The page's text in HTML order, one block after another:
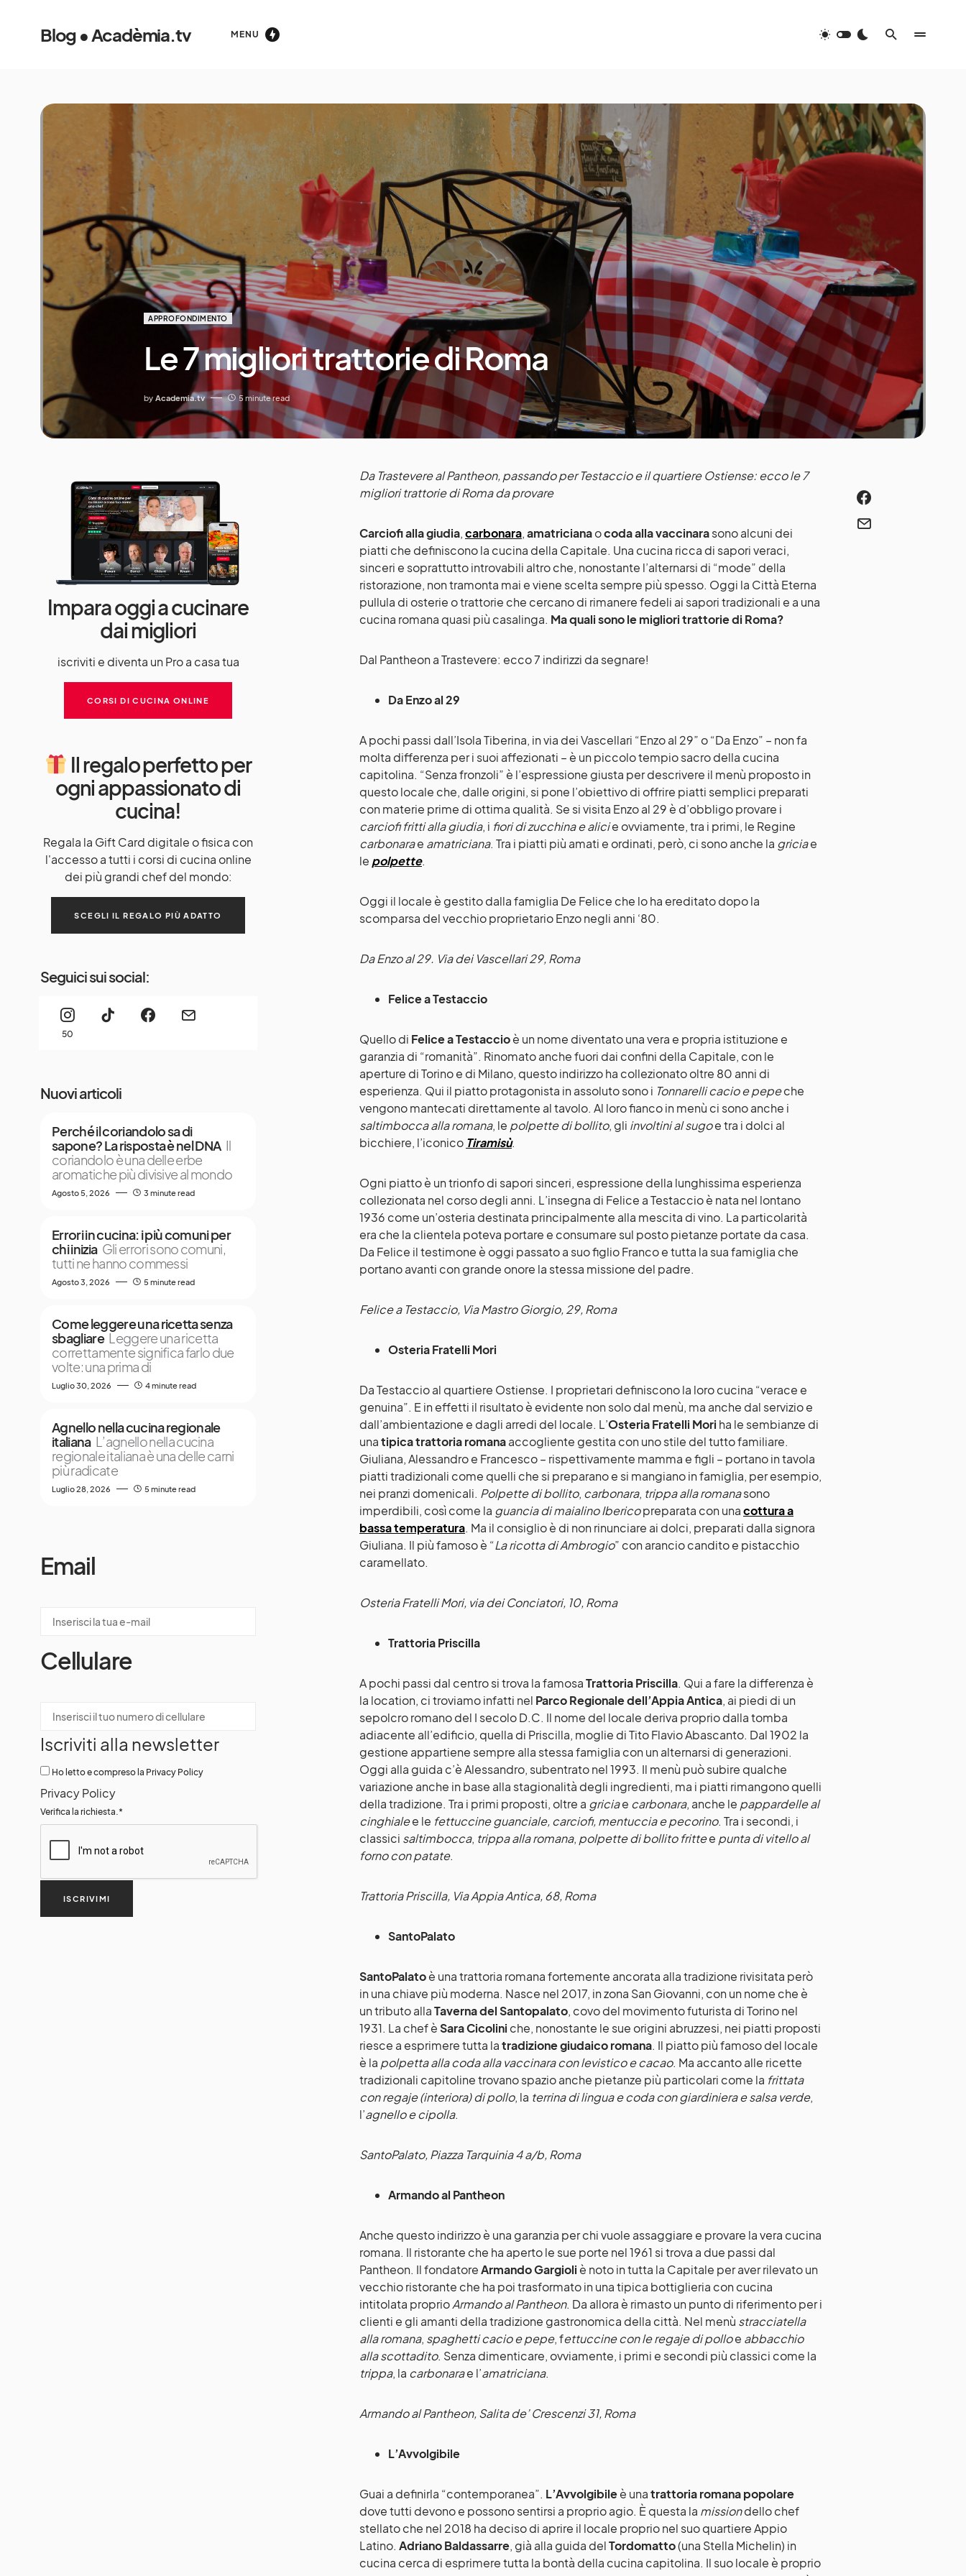
Blog • Acadèmia.tv MENU
APPROFONDIMENTO
Le 7 migliori trattorie di Roma
by Academia.tv 5 minute read
Da Trastevere al Pantheon, passando per Testaccio e il quartiere Ostiense: ecco le 7
migliori trattorie di Roma da provare
Carciofi alla giudia,carbonara,amatricianaocoda alla vaccinarasono alcuni dei
piatti che definiscono la cucina della Capitale. Una cucina ricca di sapori veraci,
sinceri e soprattutto introvabili altro che, nonostante l’alternarsi di “mode” della
ristorazione, non tramonta mai e viene scelta sempre più spesso. Oggi la Città Eterna
pullula di osterie o trattorie che cercano di rimanere fedeli ai sapori tradizionali e a una
cucina romana quasi più casalinga. Ma quali sono le migliori trattorie di Roma?
Dal Pantheon a Trastevere: ecco 7 indirizzi da segnare!
Da Enzo al 29
A pochi passi dall’Isola Tiberina, in via dei Vascellari “Enzo al 29” o “Da Enzo” – non fa
molta differenza per i suoi affezionati – è un piccolo tempio sacro della cucina
capitolina. “Senza fronzoli” è l’espressione giusta per descrivere il menù proposto in
questo locale che, dalle origini, si pone l’obiettivo di offrire piatti semplici preparati
con materie prime di ottima qualità. Se si visita Enzo al 29 è d’obbligo provare i
carciofi fritti alla giudia, i fiori di zucchina e alicie ovviamente, tra i primi, le Regine
carbonarae amatriciana. Tra i piatti più amati e ordinati, però, ci sono anche la griciae
le polpette.
Oggi il locale è gestito dalla famiglia De Felice che lo ha ereditato dopo la
scomparsa del vecchio proprietario Enzo negli anni ‘80.
Da Enzo al 29. Via dei Vascellari 29, Roma
Felice a Testaccio
Quello di Felice a Testaccioè un nome diventato una vera e propria istituzione e
garanzia di “romanità”. Rinomato anche fuori dai confini della Capitale, con le
aperture di Torino e di Milano, questo indirizzo ha collezionato oltre 80 anni di
esperienza. Qui il piatto protagonista in assoluto sono i Tonnarelli cacio e pepeche
vengono mantecati direttamente al tavolo. Al loro fianco in menù ci sono anche i
saltimbocca alla romana, le polpette di bollito, gli involtini al sugoe tra i dolci al
bicchiere, l’iconico Tiramisù.
Ogni piatto è un trionfo di sapori sinceri, espressione della lunghissima esperienza
collezionata nel corso degli anni. L’insegna di Felice a Testaccio è nata nel lontano
1936 come un’osteria destinata principalmente alla mescita di vino. La particolarità
era che la clientela poteva portare e consumare sul posto pietanze portate da casa.
Da Felice il testimone è oggi passato a suo figlio Franco e tutta la sua famiglia che
portano avanti con grande onore la stessa missione del padre.
Felice a Testaccio, Via Mastro Giorgio, 29, Roma
Osteria Fratelli Mori
Da Testaccio al quartiere Ostiense. I proprietari definiscono la loro cucina “verace e
genuina”. E in effetti il risultato è evidente non solo dal menù, ma anche dal servizio e
dall’ambientazione e dagli arredi del locale. L’Osteria Fratelli Mori ha le sembianze di
unatipica trattoria romanaaccogliente gestita con uno stile del tutto familiare.
Giuliana, Alessandro e Francesco – rispettivamente mamma e figli – portano in tavola
piatti tradizionali come quelli che si preparano e si mangiano in famiglia, per esempio,
nei pranzi domenicali. Polpette di bollito, carbonara, trippa alla romanasono
imperdibili, così come la guancia di maialino Ibericopreparata con unacottura a
bassa temperatura. Ma il consiglio è di non rinunciare ai dolci, preparati dalla signora
Giuliana. Il più famoso è “La ricotta di Ambrogio” con arancio candito e pistacchio
caramellato.
Osteria Fratelli Mori, via dei Conciatori, 10, Roma
Trattoria Priscilla
A pochi passi dal centro si trova la famosaTrattoria Priscilla. Qui a fare la differenza è
la location, ci troviamo infatti nel Parco Regionale dell’Appia Antica, ai piedi di un
sepolcro romano del I secolo D.C. Il nome del locale deriva proprio dalla tomba
adiacente all’edificio, quella di Priscilla, moglie di Tito Flavio Abascanto. Dal 1902 la
gestione appartiene sempre alla stessa famiglia con un alternarsi di generazioni.
Oggi alla guida c’è Alessandro, subentrato nel 1993. Il menù può subire qualche
variazione anche in base alla stagionalità degli ingredienti, ma i piatti rimangono quelli
della tradizione. Tra i primi proposti, oltre a griciae carbonara, anche le pappardelle al
cinghialee le fettuccine guanciale, carciofi, mentuccia e pecorino. Tra i secondi, i
classici saltimbocca, trippa alla romana, polpette di bollito frittee punta di vitello al
forno con patate.
Trattoria Priscilla, Via Appia Antica, 68, Roma
SantoPalato
SantoPalatoè una trattoria romana fortemente ancorata alla tradizione rivisitata però
in una chiave più moderna. Nasce nel 2017, in zona San Giovanni, con un nome che è
un tributo allaTaverna del Santopalato, covo del movimento futurista di Torino nel
1931. La chef èSara Cicolini che, nonostante le sue origini abruzzesi, nei piatti proposti
riesce a esprimere tutta latradizione giudaico romana. Il piatto più famoso del locale
è la polpetta alla coda alla vaccinara con levistico e cacao. Ma accanto alle ricette
tradizionali capitoline trovano spazio anche pietanze più particolari come la frittata
con regaje (interiora) di pollo, la terrina di lingua e coda con giardiniera e salsa verde,
l’agnello e cipolla.
SantoPalato, Piazza Tarquinia 4 a/b, Roma
Armando al Pantheon
Anche questo indirizzo è una garanzia per chi vuole assaggiare e provare la vera cucina
romana. Il ristorante che ha aperto le sue porte nel 1961 si trova a due passi dal
Pantheon. Il fondatoreArmando Gargioli è noto in tutta la Capitale per aver rilevato un
vecchio ristorante che ha poi trasformato in una tipica bottiglieria con cucina
intitolata proprioArmando al Pantheon. Da allora è rimasto un punto di riferimento per i
clienti e gli amanti della tradizione gastronomica della città. Nel menù stracciatella
alla romana, spaghetti cacio e pepe, fettuccine con le regaje di polloe abbacchio
alla scottadito. Senza dimenticare, ovviamente, i primi e secondi più classici come la
trippa, la carbonarae l’amatriciana.
Armando al Pantheon, Salita de’ Crescenzi 31, Roma
L’Avvolgibile
Guai a definirla “contemporanea”. L’Avvolgibileè unatrattoria romana popolare
dove tutti devono e possono sentirsi a proprio agio. È questa la missiondello chef
stellato che nel 2018 ha deciso di aprire il locale proprio nel suo quartiere Appio
Latino. Adriano Baldassarre, già alla guida delTordomatto(una Stella Michelin) in
cucina cerca di esprimere tutta la bontà della cucina capitolina. Il suo locale è proprio
Impara oggi a cucinare
dai migliori
iscriviti e diventa un Pro a casa tua
CORSI DI CUCINA ONLINE
Il regalo perfetto per
ogni appassionato di
cucina!
Regala la Gift Card digitale o fisica con
l'accesso a tutti i corsi di cucina online
dei più grandi chef del mondo:
SCEGLI IL REGALO PIÙ ADATTO
Seguici sui social:
50
Nuovi articoli
Perché il coriandolo sa di
sapone? La risposta è nel DNA Il
coriandolo è una delle erbe
aromatiche più divisive al mondo
Agosto 5, 2026 3 minute read
Errori in cucina: i più comuni per
chi inizia Gli errori sono comuni,
tutti ne hanno commessi
Agosto 3, 2026 5 minute read
Come leggere una ricetta senza
sbagliare Leggere una ricetta
correttamente significa farlo due
volte: una prima di
Luglio 30, 2026 4 minute read
Agnello nella cucina regionale
italiana L’agnello nella cucina
regionale italiana è una delle carni
più radicate
Luglio 28, 2026 5 minute read
Email
Cellulare
Iscriviti alla newsletter
Ho letto e compreso la Privacy Policy
Privacy Policy
Verifica la richiesta. *
ISCRIVIMI